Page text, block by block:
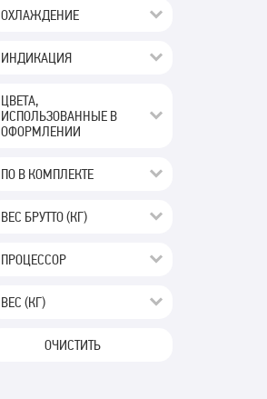
ОХЛАЖДЕНИЕ
ИНДИКАЦИЯ
ЦВЕТА,
ИСПОЛЬЗОВАННЫЕ В
ОФОРМЛЕНИИ
ПО В КОМПЛЕКТЕ
ВЕС БРУТТО (КГ)
ПРОЦЕССОР
ВЕС (КГ)
ОЧИСТИТЬ